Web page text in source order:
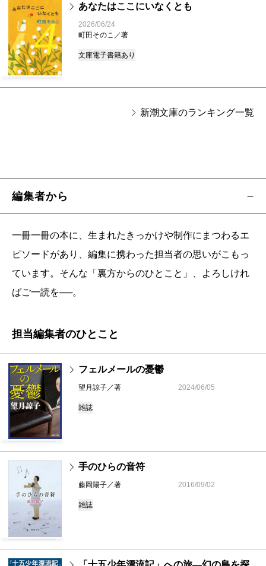
4
あなたはここにいなくとも
2026/06/24
町田そのこ／著
文庫電子書籍あり
新潮文庫のランキング一覧
編集者から
一冊一冊の本に、生まれたきっかけや制作にまつわるエ
ピソードがあり、編集に携わった担当者の思いがこもっ
ています。そんな「裏方からのひとこと」、よろしけれ
ばご一読を──。
担当編集者のひとこと
フェルメールの憂鬱
望月諒子／著 2024/06/05
雑誌
手のひらの音符
藤岡陽子／著 2016/09/02
雑誌